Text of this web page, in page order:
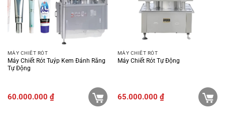
MÁY CHIẾT RÓT
Máy Chiết Rót Tuýp Kem Đánh Răng
Tự Động
60.000.000 ₫
MÁY CHIẾT RÓT
Máy Chiết Rót Tự Động
65.000.000 ₫